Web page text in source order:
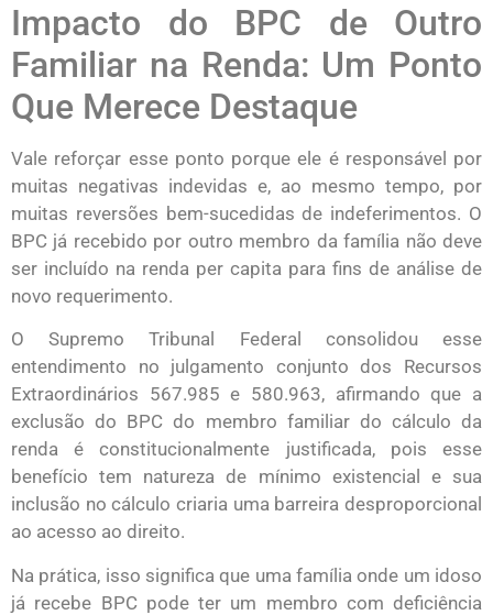
Impacto do BPC de Outro
Familiar na Renda: Um Ponto
Que Merece Destaque
Vale reforçar esse ponto porque ele é responsável por
muitas negativas indevidas e, ao mesmo tempo, por
muitas reversões bem-sucedidas de indeferimentos. O
BPC já recebido por outro membro da família não deve
ser incluído na renda per capita para fins de análise de
novo requerimento.
O Supremo Tribunal Federal consolidou esse
entendimento no julgamento conjunto dos Recursos
Extraordinários 567.985 e 580.963, afirmando que a
exclusão do BPC do membro familiar do cálculo da
renda é constitucionalmente justificada, pois esse
benefício tem natureza de mínimo existencial e sua
inclusão no cálculo criaria uma barreira desproporcional
ao acesso ao direito.
Na prática, isso significa que uma família onde um idoso
já recebe BPC pode ter um membro com deficiência